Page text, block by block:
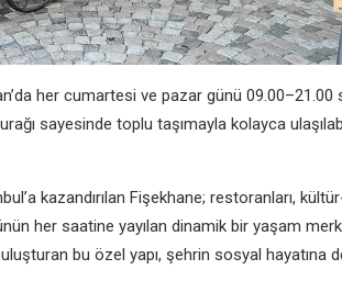
her cumartesi ve pazar günü 09.00–21.00
sayesinde toplu taşımayla kolayca
kazandırılan Fişekhane; restoranları,
her saatine yayılan dinamik bir yaşam
bu özel yapı, şehrin sosyal hayatına